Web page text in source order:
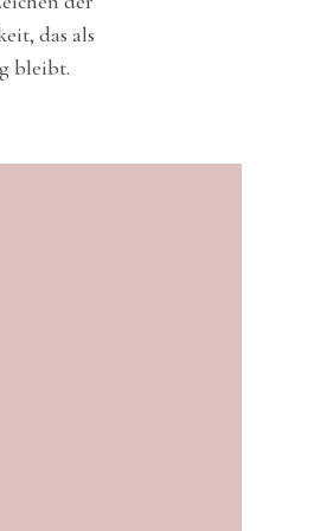
das als
bleibt.